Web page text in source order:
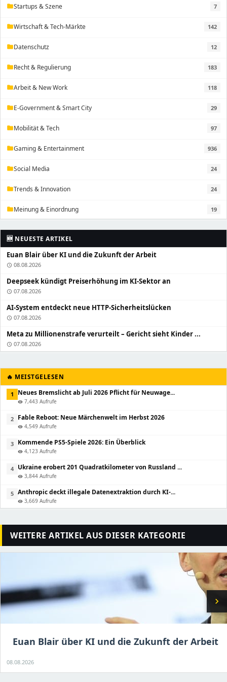
folderStartups & Szene 7
folderWirtschaft & Tech-Märkte 142
folderDatenschutz 12
folderRecht & Regulierung 183
folderArbeit & New Work 118
folderE-Government & Smart City 29
folderMobilität & Tech 97
folderGaming & Entertainment 936
folderSocial Media 24
folderTrends & Innovation 24
folderMeinung & Einordnung 19
🆕 NEUESTE ARTIKEL
Euan Blair über KI und die Zukunft der Arbeit
schedule 08.08.2026
Deepseek kündigt Preiserhöhung im KI-Sektor an
schedule 07.08.2026
AI-System entdeckt neue HTTP-Sicherheitslücken
schedule 07.08.2026
Meta zu Millionenstrafe verurteilt – Gericht sieht Kinder ...
schedule 07.08.2026
🔥 MEISTGELESEN
1 Neues Bremslicht ab Juli 2026 Pflicht für Neuwage...
visibility 7,443 Aufrufe
2 Fable Reboot: Neue Märchenwelt im Herbst 2026
visibility 4,549 Aufrufe
3 Kommende PS5-Spiele 2026: Ein Überblick
visibility 4,123 Aufrufe
4 Ukraine erobert 201 Quadratkilometer von Russland ...
visibility 3,844 Aufrufe
5 Anthropic deckt illegale Datenextraktion durch KI-...
visibility 3,669 Aufrufe
WEITERE ARTIKEL AUS DIESER KATEGORIE
chevron_right
Euan Blair über KI und die Zukunft der Arbeit
08.08.2026